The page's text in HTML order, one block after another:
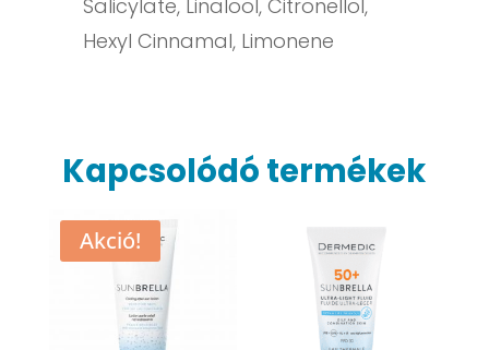
Salicylate, Linalool, Citronellol,
Hexyl Cinnamal, Limonene
Kapcsolódó termékek
Akció!